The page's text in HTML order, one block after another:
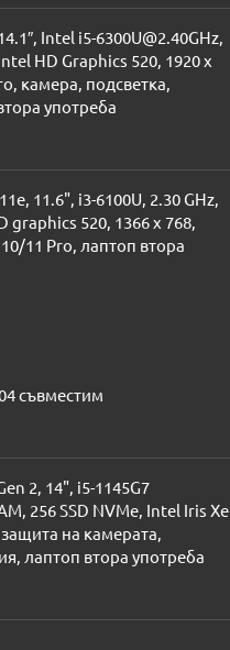
Intel i5-6300U@2.40GHz,
HD Graphics 520, 1920 x
камера, подсветка,
употреба
11.6", i3-6100U, 2.30 GHz,
graphics 520, 1366 x 768,
11 Pro, лаптоп втора
съвместим
2, 14", i5-1145G7
256 SSD NVMe, Intel Iris Xe
на камерата,
лаптоп втора употреба